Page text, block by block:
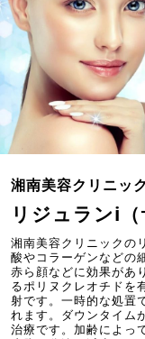
湘南美容クリニック
リジュランi
湘南美容クリニックの
酸やコラーゲンなどの
赤ら顔などに効果があ
るポリヌクレオチドを
射です。一時的な処置
れます。ダウンタイム
治療です。加齢によっ